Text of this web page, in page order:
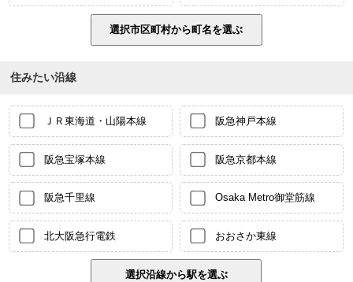
住みたい沿線
ＪＲ東海道・山陽本線 阪急神戸本線
阪急宝塚本線 阪急京都本線
阪急千里線 Osaka Metro御堂筋線
北大阪急行電鉄 おおさか東線